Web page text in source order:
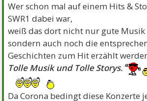
Wer schon mal auf einem Hits &
SWR1 dabei war,
weiß das dort nicht nur gute
sondern auch noch die
Geschichten zum Hit erzählt
Tolle Musik und Tolle Storys.
Da Corona bedingt diese Konzerte